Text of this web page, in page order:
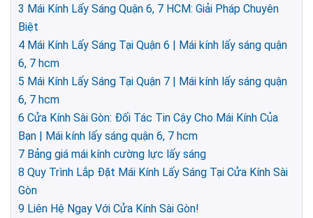
3 Mái Kính Lấy Sáng Quận 6, 7 HCM: Giải Pháp Chuyên
Biệt
4 Mái Kính Lấy Sáng Tại Quận 6 | Mái kính lấy sáng quận
6, 7 hcm
5 Mái Kính Lấy Sáng Tại Quận 7 | Mái kính lấy sáng quận
6, 7 hcm
6 Cửa Kính Sài Gòn: Đối Tác Tin Cậy Cho Mái Kính Của
Bạn | Mái kính lấy sáng quận 6, 7 hcm
7 Bảng giá mái kính cường lực lấy sáng
8 Quy Trình Lắp Đặt Mái Kính Lấy Sáng Tại Cửa Kính Sài
Gòn
9 Liên Hệ Ngay Với Cửa Kính Sài Gòn!